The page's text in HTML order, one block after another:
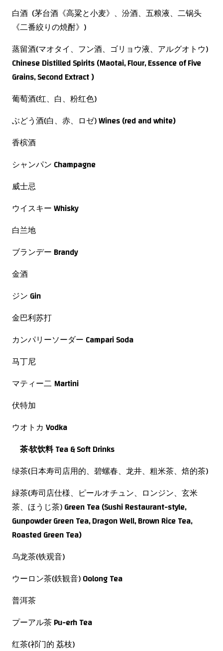
白酒 (茅台酒《高粱と小麦》、汾酒、五粮液、二锅头
《二番絞りの焼酎》)
蒸留酒(マオタイ、フン酒、ゴリョウ液、アルグオトウ)
Chinese Distilled Spirits (Maotai, Flour, Essence of Five
Grains, Second Extract)
葡萄酒(红、白、粉红色)
ぶどう酒(白、赤、ロゼ)Wines (red and white)
香槟酒
シャンパン Champagne
威士忌
ウイスキーWhisky
白兰地
ブランデー Brandy
金酒
ジン Gin
金巴利苏打
カンパリーソーダー Campari Soda
马丁尼
マティー二 Martini
伏特加
ウオトカ Vodka
茶·软饮料Tea & Soft Drinks
绿茶(日本寿司店用的、碧螺春、龙井、粗米茶、焙的茶)
緑茶(寿司店仕様、ピールオチュン、ロンジン、玄米
茶、ほうじ茶)Green Tea (Sushi Restaurant-style,
Gunpowder Green Tea, Dragon Well, Brown Rice Tea,
Roasted Green Tea)
乌龙茶(铁观音)
ウーロン茶(鉄観音)Oolong Tea
普洱茶
プーアル茶Pu-erh Tea
红茶(祁门的 荔枝)